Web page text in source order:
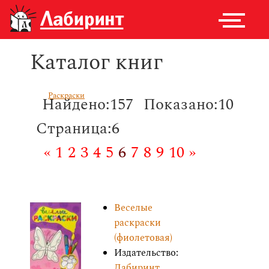
Каталог книг
Раскраски
Найдено:157 Показано:10
Страница:6
« 1 2 3 4 5 6 7 8 9 10 »
Веселые
раскраски
(фиолетовая)
Издательство: